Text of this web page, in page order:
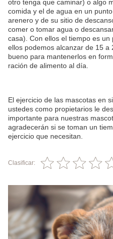
otro tenga que caminar) o algo
comida y el de agua en un
arenero y de su sitio de
comer o tomar agua o
casa). Con ellos el tiempo es
ellos podemos alcanzar de 15
bueno para mantenerlos en
ración de alimento al día.
El ejercicio de las mascotas en
ustedes como propietarios le
importante para nuestras
agradecerán si se toman un
ejercicio que necesitan.
Clasificar: